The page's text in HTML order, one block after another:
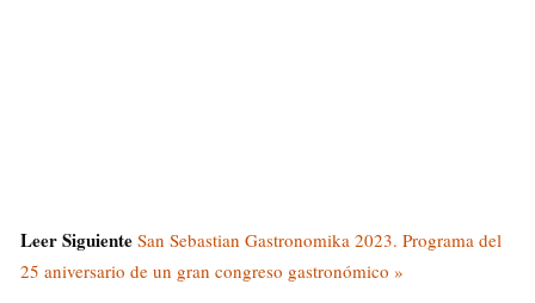
Leer Siguiente San Sebastian Gastronomika 2023. Programa del
25 aniversario de un gran congreso gastronómico »